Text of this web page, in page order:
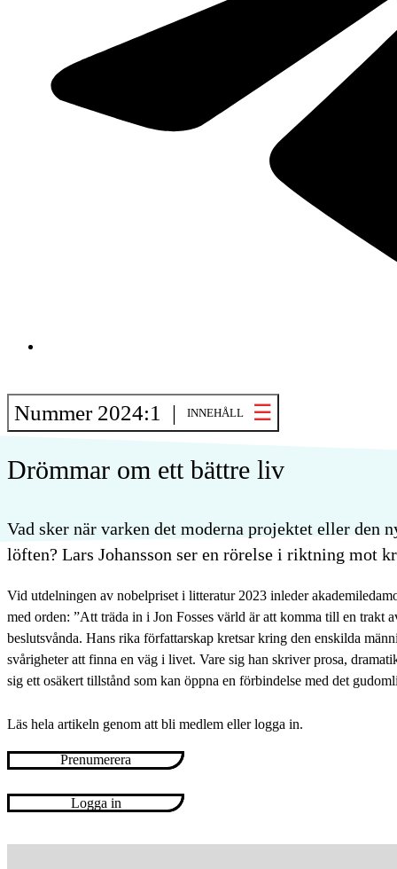
Nummer 2024:1 | INNEHÅLL
Drömmar om ett bättre liv
Vad sker när varken det moderna projektet eller den
löften? Lars Johansson ser en rörelse i riktning mot
Vid utdelningen av nobelpriset i litteratur 2023 inleder
med orden: ”Att träda in i Jon Fosses värld är att komma till en trakt
beslutsvånda. Hans rika författarskap kretsar kring den enskilda
svårigheter att finna en väg i livet. Vare sig han skriver prosa,
sig ett osäkert tillstånd som kan öppna en förbindelse med det
Läs hela artikeln genom att bli medlem eller logga in.
Prenumerera
Logga in